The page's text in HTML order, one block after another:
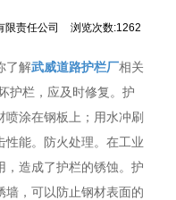
限责任公司 浏览次数:1262
了解武威道路护栏厂相关
护栏，应及时修复。护
涂在钢板上；用水冲刷
性能。防火处理。在工业
，造成了护栏的锈蚀。护
墙，可以防止钢材表面的